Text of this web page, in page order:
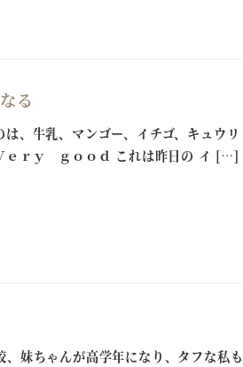
る
、牛乳、マンゴー、イチゴ、キュ
ｅｒｙ ｇｏｏｄ これは昨日の イ […]
妹ちゃんが高学年になり、タフな私